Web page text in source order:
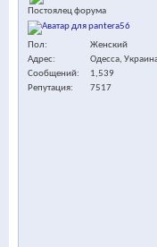
Постоялец форума
Пол
Женский
Адрес
Одесса,
Сообщений
1,539
Репутация
7517